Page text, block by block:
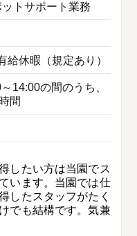
トサポート業務
給休暇（規定あり）
14:00の間のうち、
間
したい方は当園でス
います。当園では仕
したスタッフがたく
でも結構です。気兼